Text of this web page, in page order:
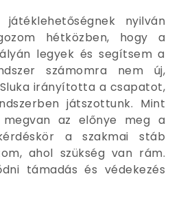
nyilván
hétközben, hogy a
legyek és segítsem a
számomra nem új,
irányította a csapatot,
játszottunk. Mint
megvan az előnye meg a
a szakmai stáb
ahol szükség van rám.
támadás és védekezés